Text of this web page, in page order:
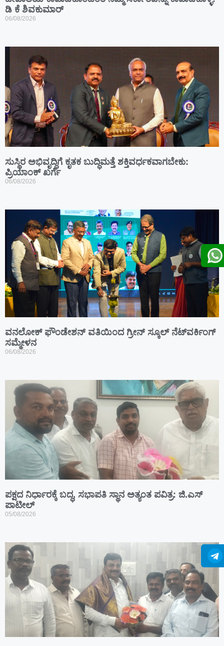
ಡಿ ಕೆ ಶಿವಕುಮಾರ್
06/08/2026
ಸುಸ್ಥಿರ ಅಭಿವೃದ್ಧಿಗೆ ಕೃತಕ ಬುದ್ಧಿಮತ್ತೆ ಶಕ್ತಿವರ್ಧಕವಾಗಬೇಕು:
ಪ್ರಿಯಾಂಕ್ ಖರ್ಗೆ
06/08/2026
ವನಲೋಕ್ ಫೌಂಡೇಶನ್ ವತಿಯಿಂದ ಗ್ರೀನ್ ಸ್ಕೂಲ್ ನೆಟ್‌ವರ್ಕಿಂಗ್
ಸಮ್ಮೇಳನ
06/08/2026
ಪಕ್ಷದ ನಿರ್ಧಾರಕ್ಕೆ ಬದ್ಧ, ಸಭಾಪತಿ ಸ್ಥಾನ ಅತ್ಯಂತ ಪವಿತ್ರ: ಜಿ.ಎಸ್
ಪಾಟೀಲ್
05/08/2026